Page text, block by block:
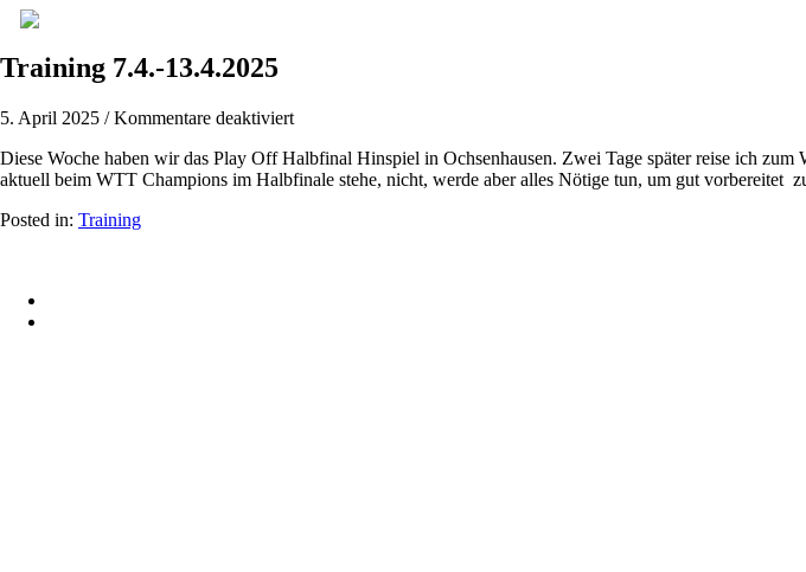
Training 7.4.-13.4.2025
5. April 2025 /Kommentare deaktiviertfür
7.4.-13.4.2025
Diese Woche haben wir das Play Off Halbfinal Hinspiel in Ochsenhausen. Zwei Tage später reise ich
aktuell beim WTT Champions im Halbfinale stehe, nicht, werde aber alles Nötige tun, um gut vorbereitet
Posted in: Training